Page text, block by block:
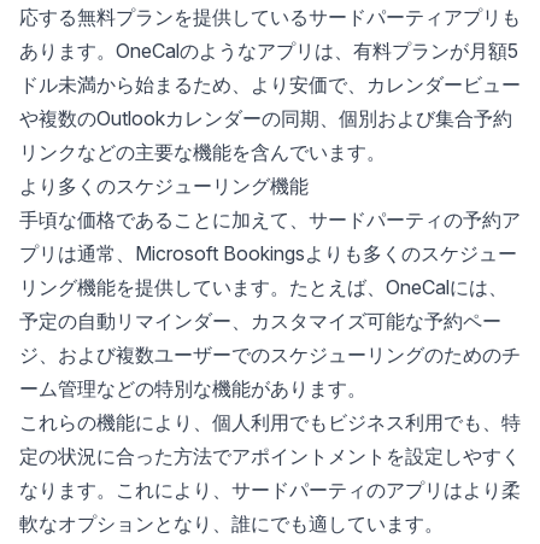
応する無料プランを提供しているサードパーティアプリも
あります。OneCalのようなアプリは、有料プランが月額5
ドル未満から始まるため、より安価で、カレンダービュー
や複数のOutlookカレンダーの同期、個別および集合予約
リンクなどの主要な機能を含んでいます。
より多くのスケジューリング機能
手頃な価格であることに加えて、サードパーティの予約ア
プリは通常、Microsoft Bookingsよりも多くのスケジュー
リング機能を提供しています。たとえば、OneCalには、
予定の自動リマインダー、カスタマイズ可能な予約ペー
ジ、および複数ユーザーでのスケジューリングのためのチ
ーム管理などの特別な機能があります。
これらの機能により、個人利用でもビジネス利用でも、特
定の状況に合った方法でアポイントメントを設定しやすく
なります。これにより、サードパーティのアプリはより柔
軟なオプションとなり、誰にでも適しています。